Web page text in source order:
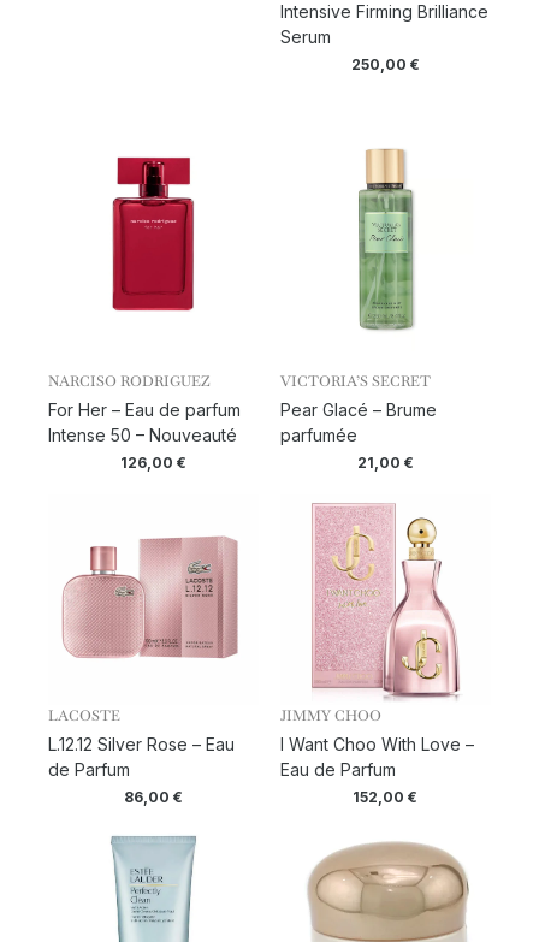
Intensive Firming Brilliance
Serum
250,00 €
NARCISO RODRIGUEZ
For Her – Eau de parfum
Intense 50 – Nouveauté
126,00€
VICTORIA’S SECRET
Pear Glacé – Brume
parfumée
21,00 €
LACOSTE
L.12.12 Silver Rose – Eau
de Parfum
86,00€
JIMMY CHOO
I Want Choo With Love –
Eau de Parfum
152,00€